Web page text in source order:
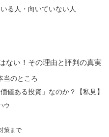
る人・向いていない人
ない！その理由と評判の真実
当のところ
値ある投資」なのか？【私見】
ウ
策まで